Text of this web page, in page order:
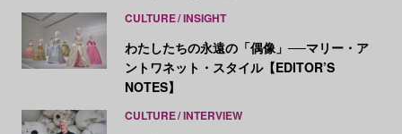
CULTURE INSIGHT
わたしたちの永遠の「偶像」──マリー・ア
ントワネット・スタイル【EDITOR’S
NOTES】
CULTURE INTERVIEW